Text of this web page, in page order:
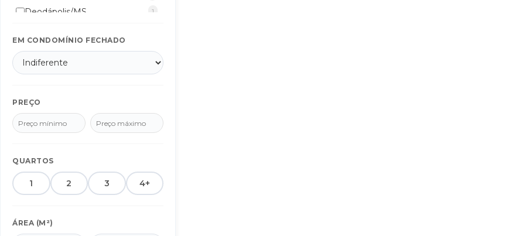
Deodápolis/MS 1
Fátima do Sul/MS
Glória de Dourados/MS
Indápolis/MS
Itaporã/MS
Maracaju/MS 1
Nova Alvorada do Sul/MS 1
Sidrolândia/MS
EM CONDOMÍNIO FECHADO
PREÇO
QUARTOS
1 2 3 4+
ÁREA (M²)